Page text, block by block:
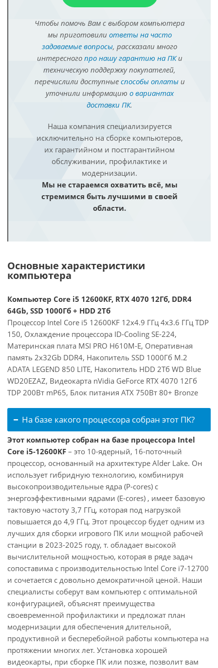
Чтобы помочь Вам с выбором компьютера
мы приготовили ответы на часто
задаваемые вопросы, рассказали много
интересного про нашу гарантию на ПКи
техническую поддержку покупателей,
перечислили доступные способы оплатыи
уточнили информацию о вариантах
доставки ПК.
Наша компания специализируется
исключительно на сборке компьютеров,
их гарантийном и постгарантийном
обслуживании, профилактике и
модернизации.
Мы не стараемся охватить всё, мы
стремимся быть лучшими в своей
области.
Основные характеристики
компьютера
Компьютер Core i5 12600KF, RTX 4070 12Гб, DDR4
64Gb, SSD 1000Гб + HDD 2Тб
Процессор Intel Core i5 12600KF 12x4.9 ГГц 4x3.6 ГГц TDP
150, Охлаждение процессора ID-Cooling SE-224,
Материнская плата MSI PRO H610M-E, Оперативная
память 2x32Gb DDR4, Накопитель SSD 1000Гб M.2
ADATA LEGEND 850 LITE, Накопитель HDD 2Тб WD Blue
WD20EZAZ, Видеокарта nVidia GeForce RTX 4070 12Гб
TDP 200Вт mP65, Блок питания ATX 750Вт 80+ Bronze
На базе какого процессора собран этот ПК?
Этот компьютер собран на базе процессора Intel
Core i5-12600KF – это 10-ядерный, 16-поточный
процессор, основанный на архитектуре Alder Lake. Он
использует гибридную технологию, комбинируя
высокопроизводительные ядра (P-cores) с
энергоэффективными ядрами (E-cores) , имеет базовую
тактовую частоту 3,7 ГГц, которая под нагрузкой
повышается до 4,9 ГГц. Этот процессор будет одним из
лучших для сборки игрового ПК или мощной рабочей
станции в 2023-2025 году, т. обладает высокой
вычислительной мощностью, которая в ряде задач
сопоставима с производительностью Intel Core i7-12700
и сочетается с довольно демократичной ценой. Наши
специалисты соберут вам компьютер с оптимальной
конфигурацией, объяснят преимущества
своевременной профилактики и предложат план
модернизации для обеспечения длительной,
продуктивной и бесперебойной работы компьютера на
протяжении многих лет. Установка хорошей
видеокарты, при сборке ПК или позже, позволит вам